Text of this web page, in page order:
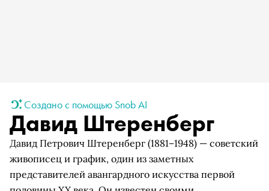
Создано с помощью Snob AI
Давид Штеренберг
Давид Петрович Штеренберг (1881–1948) — советский
живописец и график, один из заметных
представителей авангардного искусства первой